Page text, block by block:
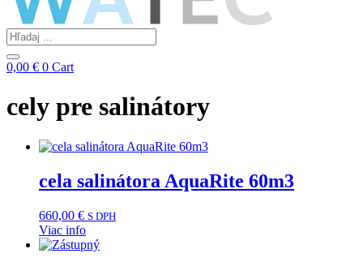
Search
...
0,00 € 0 Cart
cely pre salinátory
cela salinátora AquaRite 60m3
660,00 € S DPH
Viac info